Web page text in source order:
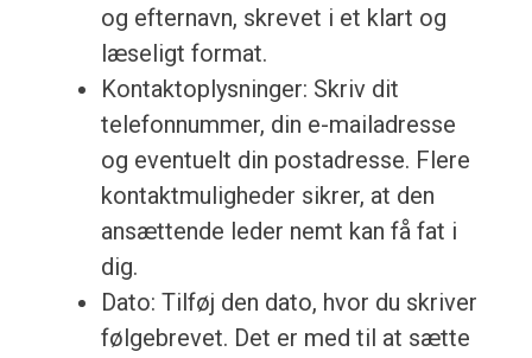
og efternavn, skrevet i et klart og
læseligt format.
Kontaktoplysninger: Skriv dit
telefonnummer, din e-mailadresse
og eventuelt din postadresse. Flere
kontaktmuligheder sikrer, at den
ansættende leder nemt kan få fat i
dig.
Dato: Tilføj den dato, hvor du skriver
følgebrevet. Det er med til at sætte